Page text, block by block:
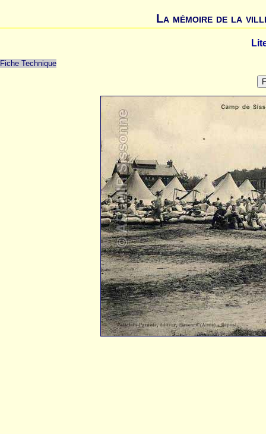
La mémoire de la
Fiche Technique